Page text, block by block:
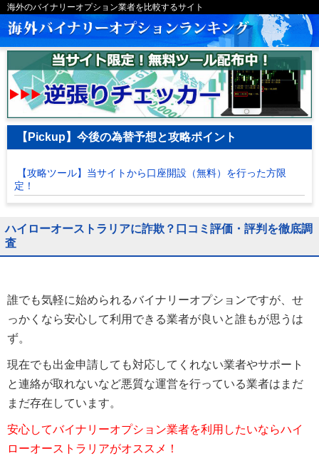
海外のバイナリーオプション業者を比較するサイト
【Pickup】今後の為替予想と攻略ポイント
【攻略ツール】当サイトから口座開設（無料）を行った方限
定！
ハイローオーストラリアに詐欺？口コミ評価・評判を徹底調
査
誰でも気軽に始められるバイナリーオプションですが、せ
っかくなら安心して利用できる業者が良いと誰もが思うは
ず。
現在でも出金申請しても対応してくれない業者やサポート
と連絡が取れないなど悪質な運営を行っている業者はまだ
まだ存在しています。
安心してバイナリーオプション業者を利用したいならハイ
ローオーストラリアがオススメ！